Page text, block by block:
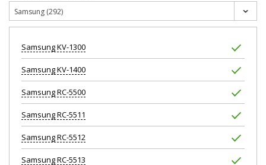
Samsung (292)
SamsungKV-1300
SamsungKV-1400
SamsungRC-5500
SamsungRC-5511
SamsungRC-5512
SamsungRC-5513